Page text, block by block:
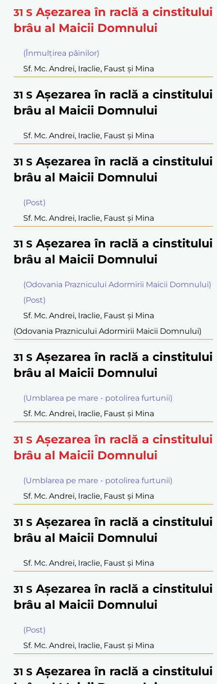
31 S Aşezarea în raclă a cinstitului
brâu al Maicii Domnului
(Înmulţirea pâinilor)
Sf. Mc. Andrei, Iraclie, Faust şi Mina
31 S Aşezarea în raclă a cinstitului
brâu al Maicii Domnului
Sf. Mc. Andrei, Iraclie, Faust şi Mina
31 S Aşezarea în raclă a cinstitului
brâu al Maicii Domnului
(Post)
Sf. Mc. Andrei, Iraclie, Faust şi Mina
31 S Aşezarea în raclă a cinstitului
brâu al Maicii Domnului
(Odovania Praznicului Adormirii Maicii Domnului)
(Post)
Sf. Mc. Andrei, Iraclie, Faust şi Mina
(Odovania Praznicului Adormirii Maicii Domnului)
31 S Aşezarea în raclă a cinstitului
brâu al Maicii Domnului
(Umblarea pe mare - potolirea furtunii)
Sf. Mc. Andrei, Iraclie, Faust şi Mina
31 S Aşezarea în raclă a cinstitului
brâu al Maicii Domnului
(Umblarea pe mare - potolirea furtunii)
Sf. Mc. Andrei, Iraclie, Faust şi Mina
31 S Aşezarea în raclă a cinstitului
brâu al Maicii Domnului
Sf. Mc. Andrei, Iraclie, Faust şi Mina
31 S Aşezarea în raclă a cinstitului
brâu al Maicii Domnului
(Post)
Sf. Mc. Andrei, Iraclie, Faust şi Mina
31 S Aşezarea în raclă a cinstitului